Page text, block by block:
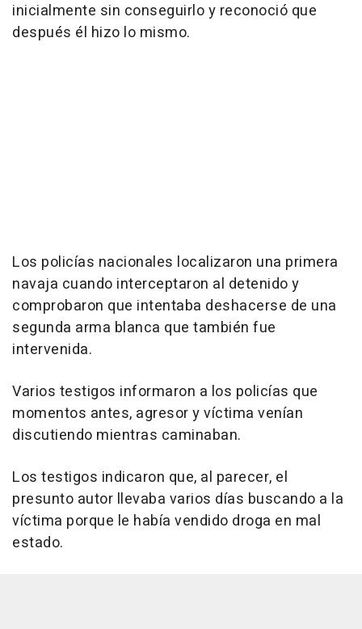
inicialmente sin conseguirlo y reconoció que
después él hizo lo mismo.
Los policías nacionales localizaron una primera
navaja cuando interceptaron al detenido y
comprobaron que intentaba deshacerse de una
segunda arma blanca que también fue
intervenida.
Varios testigos informaron a los policías que
momentos antes, agresor y víctima venían
discutiendo mientras caminaban.
Los testigos indicaron que, al parecer, el
presunto autor llevaba varios días buscando a la
víctima porque le había vendido droga en mal
estado.